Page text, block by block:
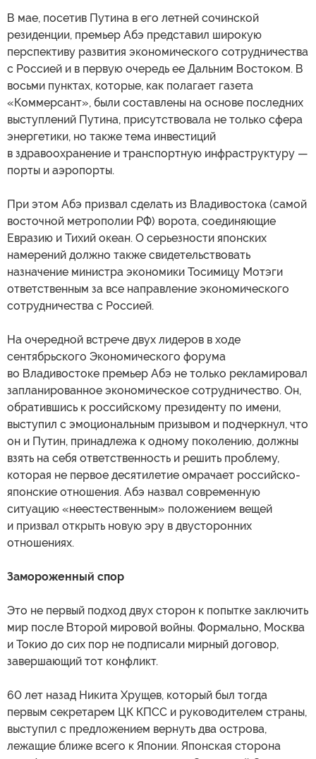
В мае, посетив Путина в его летней сочинской
резиденции, премьер Абэ представил широкую
перспективу развития экономического сотрудничества
с Россией и в первую очередь ее Дальним Востоком. В
восьми пунктах, которые, как полагает газета
«Коммерсант», были составлены на основе последних
выступлений Путина, присутствовала не только сфера
энергетики, но также тема инвестиций
в здравоохранение и транспортную инфраструктуру —
порты и аэропорты.
При этом Абэ призвал сделать из Владивостока (самой
восточной метрополии РФ) ворота, соединяющие
Евразию и Тихий океан. О серьезности японских
намерений должно также свидетельствовать
назначение министра экономики Тосимицу Мотэги
ответственным за все направление экономического
сотрудничества с Россией.
На очередной встрече двух лидеров в ходе
сентябрьского Экономического форума
во Владивостоке премьер Абэ не только рекламировал
запланированное экономическое сотрудничество. Он,
обратившись к российскому президенту по имени,
выступил с эмоциональным призывом и подчеркнул, что
он и Путин, принадлежа к одному поколению, должны
взять на себя ответственность и решить проблему,
которая не первое десятилетие омрачает российско-
японские отношения. Абэ назвал современную
ситуацию «неестественным» положением вещей
и призвал открыть новую эру в двусторонних
отношениях.
Замороженный спор
Это не первый подход двух сторон к попытке заключить
мир после Второй мировой войны. Формально, Москва
и Токио до сих пор не подписали мирный договор,
завершающий тот конфликт.
60 лет назад Никита Хрущев, который был тогда
первым секретарем ЦК КПСС и руководителем страны,
выступил с предложением вернуть два острова,
лежащие ближе всего к Японии. Японская сторона